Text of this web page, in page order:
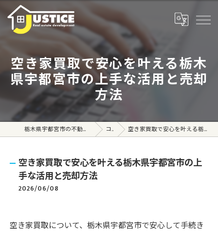
空き家買取で安心を叶える栃木
県宇都宮市の上手な活用と売却
方法
栃木県宇都宮市の不動産売買なら株式会社ジャスティス コラム 空き家買取で安心を叶える栃木県宇都宮市の上手な活用と売却方法
空き家買取で安心を叶える栃木県宇都宮市の上
手な活用と売却方法
2026/06/08
空き家買取について、栃木県宇都宮市で安心して手続き